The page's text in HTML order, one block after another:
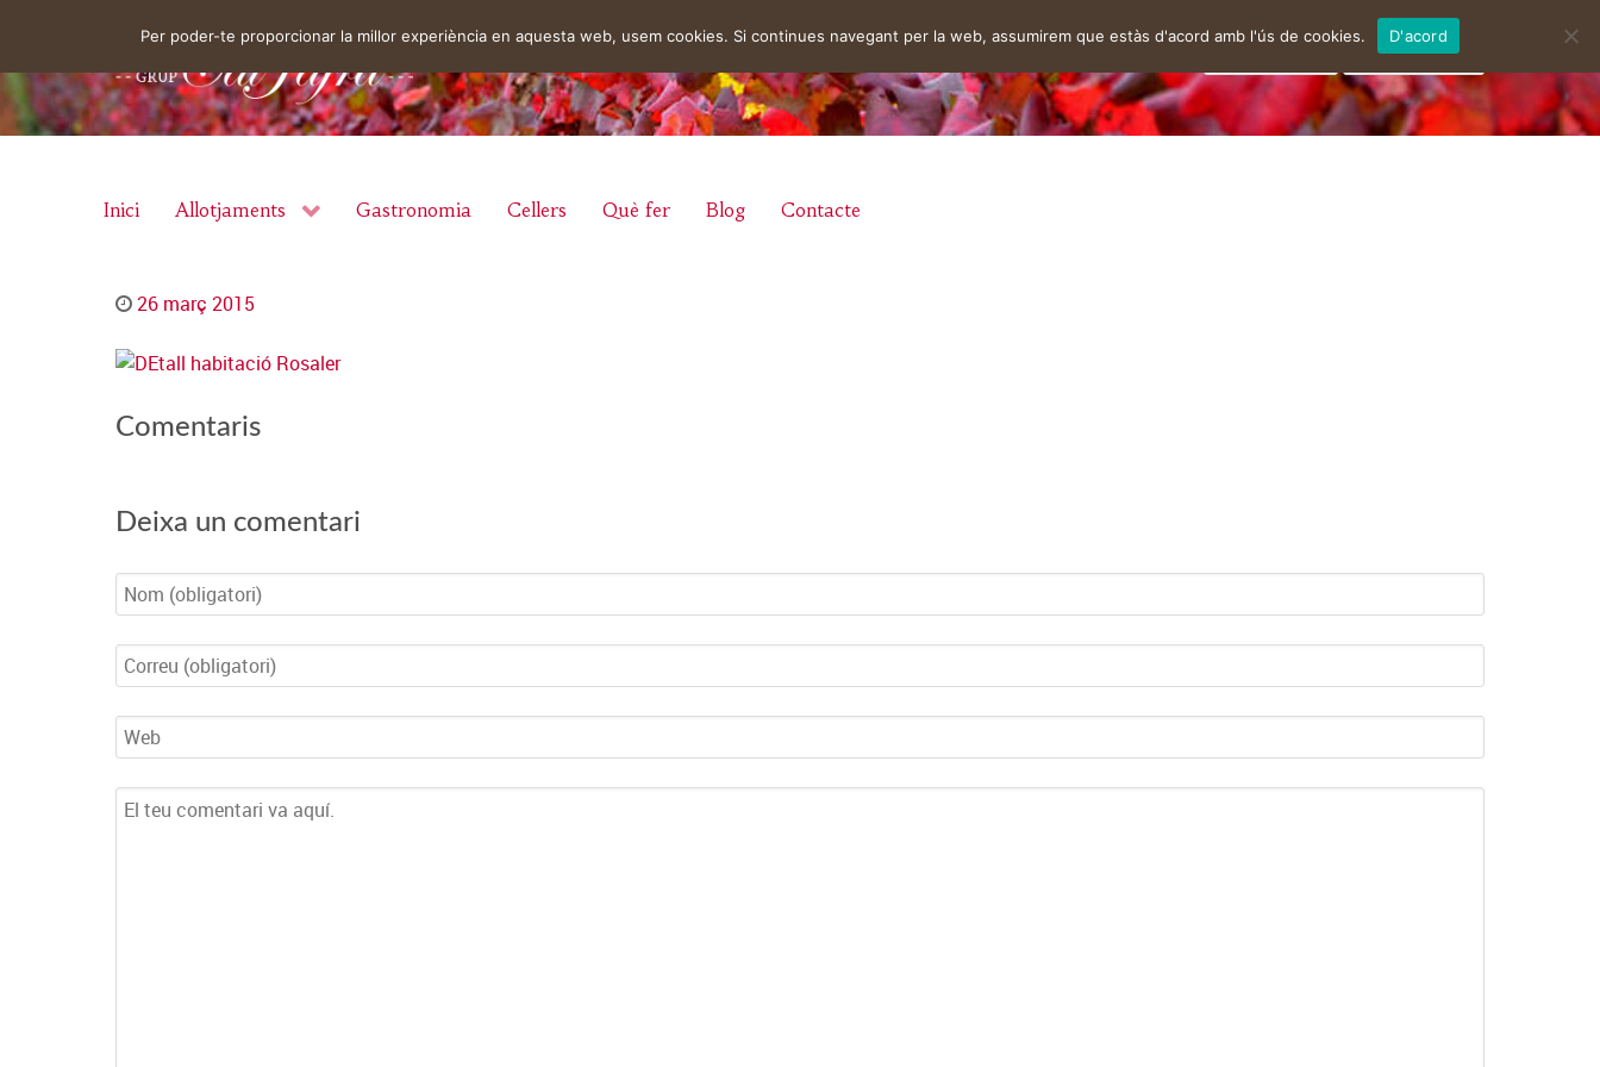
instagram
Inici Allotjaments Gastronomia Cellers Què fer Blog Contacte
26 març 2015
Comentaris
Deixa un comentari
Per poder-te proporcionar la millor experiència en aquesta web, usem cookies. Si continues navegant per la web, assumirem que estàs d'acord amb l'ús de cookies. D'acord